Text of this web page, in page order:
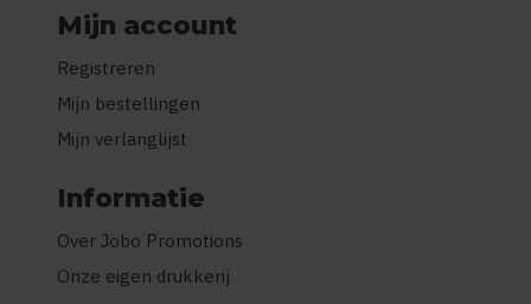
Mijn account
Registreren
Mijn bestellingen
Mijn verlanglijst
Informatie
Over Jobo Promotions
Onze eigen drukkerij